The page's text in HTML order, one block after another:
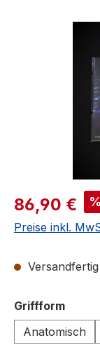
Verkaufspreis:
86,90 € %
Preise inkl.
Griffform
Anatomisch